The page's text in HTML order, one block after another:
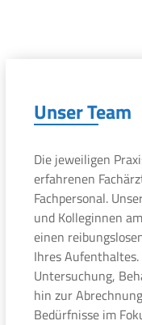
Unser Team
Die jeweiligen
erfahrenen
Fachpersonal.
und Kolleginnen
einen
Ihres Aufenthaltes.
Untersuchung,
hin zur
Bedürfnisse im